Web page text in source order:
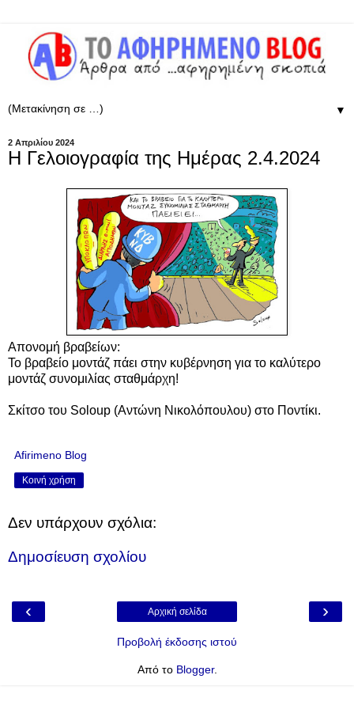
▼
2 Απριλίου 2024
Η Γελοιογραφία της Ημέρας 2.4.2024
Απονομή βραβείων:
Το βραβείο μοντάζ πάει στην κυβέρνηση για το καλύτερο
μοντάζ συνομιλίας σταθμάρχη!
Σκίτσο του Soloup (Αντώνη Νικολόπουλου) στο Ποντίκι.
Afirimeno Blog
Κοινή χρήση
Δεν υπάρχουν σχόλια:
Δημοσίευση σχολίου
‹ ›
Αρχική σελίδα
Προβολή έκδοσης ιστού
Από το Blogger.